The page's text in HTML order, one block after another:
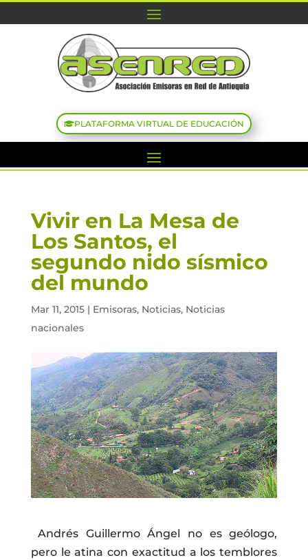
PLATAFORMA VIRTUAL DE EDUCACIÓN
Vivir en La Mesa de
Los Santos, el
segundo nido sísmico
del mundo
Mar 11, 2015| Emisoras, Noticias, Noticias
nacionales
Andrés Guillermo Ángel no es geólogo,
pero le atina con exactitud a los temblores